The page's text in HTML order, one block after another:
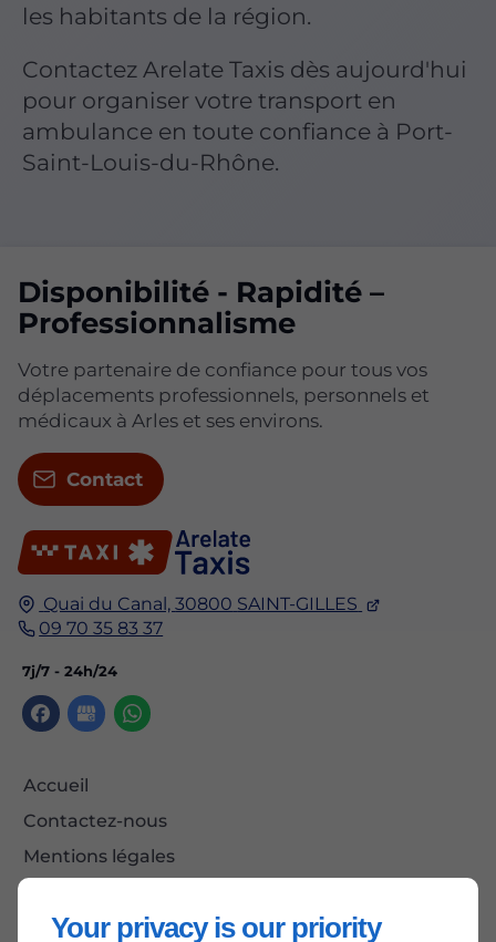
Your privacy is our priority
les habitants de la région.
Contactez Arelate Taxis dès aujourd'hui
pour organiser votre transport en
ambulance en toute confiance à Port-
Saint-Louis-du-Rhône.
Quai du Canal,30800 SAINT-GILLES
09 70 35 83 37
7j/7 - 24h/24
Accueil
Contactez-nous
Mentions légales
Disponibilité - Rapidité –
Professionnalisme
Votre partenaire de confiance pour tous vos
déplacements professionnels, personnels et
médicaux à Arles et ses environs.
Contact